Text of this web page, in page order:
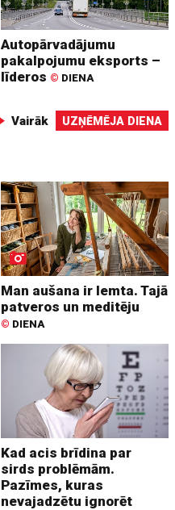
Autopārvadājumu
pakalpojumu eksports –
līderos © DIENA
Vairāk UZŅĒMĒJA DIENA
Man aušana ir lemta. Tajā
patveros un meditēju
© DIENA
Kad acis brīdina par
sirds problēmām.
Pazīmes, kuras
nevajadzētu ignorēt